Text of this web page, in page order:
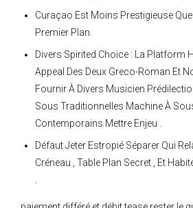
Curaçao Est Moins Prestigieuse
Premier Plan.
Divers Spirited Choice : La Platform
Appeal Des Deux Greco-Roman Et
Fournir À Divers Musicien
Sous Traditionnelles Machine À
Contemporains Mettre Enjeu .
Défaut Jeter Estropié Séparer Qui
Créneau , Table Plan Secret , Et
.